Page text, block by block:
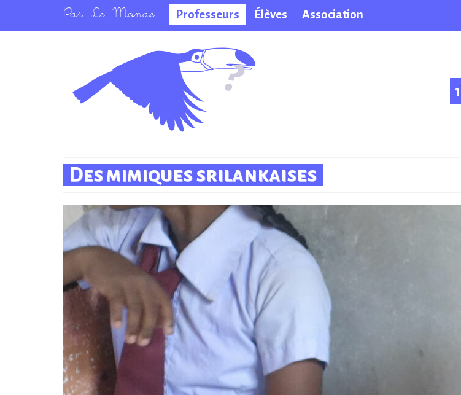
Professeurs Élèves Association
La salle des
professeurs
Des mimiques srilankaises